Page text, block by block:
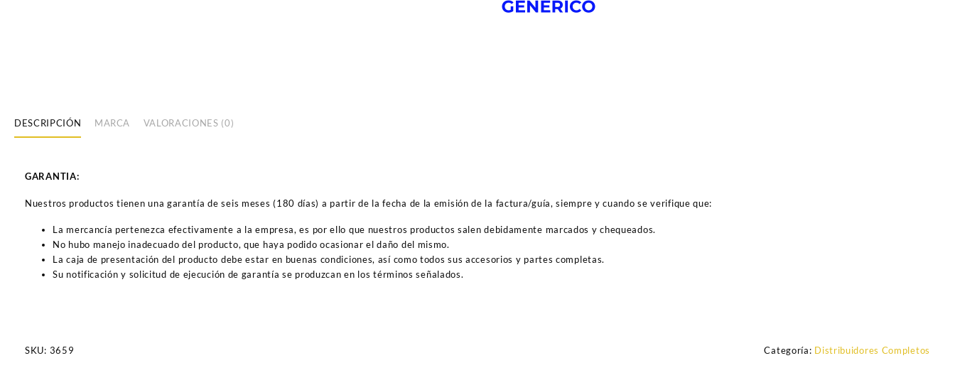
DESCRIPCIÓN MARCA VALORACIONES (0)
GARANTIA:
Nuestros productos tienen una garantía de seis meses (180 días) a partir de la fecha de la emisión de la factura/guía, siempre y cuando se verifique que:
La mercancía pertenezca efectivamente a la empresa, es por ello que nuestros productos salen debidamente marcados y chequeados.
No hubo manejo inadecuado del producto, que haya podido ocasionar el daño del mismo.
La caja de presentación del producto debe estar en buenas condiciones, así como todos sus accesorios y partes completas.
Su notificación y solicitud de ejecución de garantía se produzcan en los términos señalados.
SKU: 3659 Categoría: Distribuidores Completos